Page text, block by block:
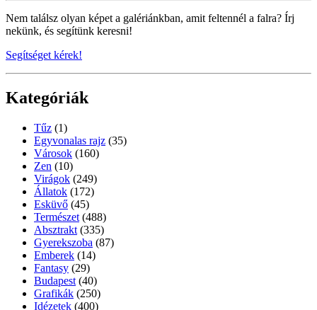
Nem találsz olyan képet a galériánkban, amit feltennél a falra? Írj
nekünk, és segítünk keresni!
Segítséget kérek!
Kategóriák
Tűz (1)
Egyvonalas rajz (35)
Városok (160)
Zen (10)
Virágok (249)
Állatok (172)
Esküvő (45)
Természet (488)
Absztrakt (335)
Gyerekszoba (87)
Emberek (14)
Fantasy (29)
Budapest (40)
Grafikák (250)
Idézetek (400)